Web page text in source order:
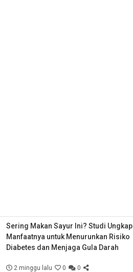
Sering Makan Sayur Ini? Studi Ungkap
Manfaatnya untuk Menurunkan Risiko
Diabetes dan Menjaga Gula Darah
2 minggu lalu 0 0